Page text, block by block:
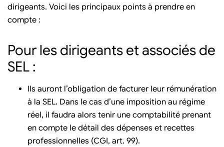
dirigeants. Voici les principaux points à prendre en
compte :
Pour les dirigeants et associés de
SEL :
Ils auront l’obligation de facturer leur rémunération
à la SEL. Dans le cas d’une imposition au régime
réel, il faudra alors tenir une comptabilité prenant
en compte le détail des dépenses et recettes
professionnelles (CGI, art. 99).